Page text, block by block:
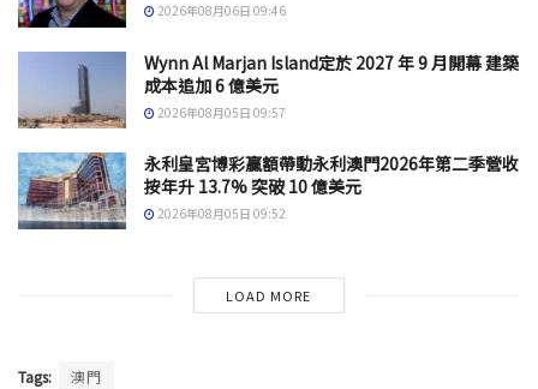
2026年08月06日 09:46
Wynn Al Marjan Island定於 2027 年 9 月開幕 建築
成本追加 6 億美元
2026年08月05日 09:57
永利皇宮博彩贏額帶動永利澳門2026年第二季營收
按年升 13.7% 突破 10 億美元
2026年08月05日 09:52
LOAD MORE
Tags: 澳門